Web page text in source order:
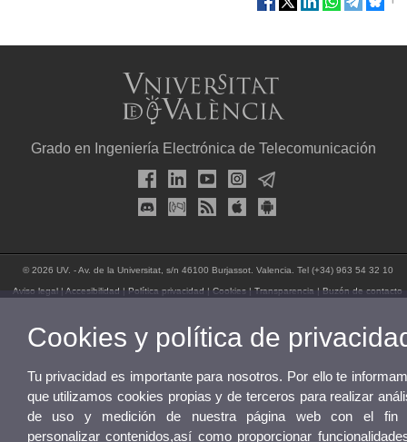
Grado en Ingeniería Electrónica de Telecomunicación
© 2026 UV. - Av. de la Universitat, s/n 46100 Burjassot. Valencia. Tel (+34) 963 54 32 10
Aviso legal |Accesibilidad |Política privacidad |Cookies |Transparencia |Buzón de contacto
Cookies y política de
Tu privacidad es importante para nosotros. Por ello te
que utilizamos cookies propias y de terceros para realizar
de uso y medición de nuestra página web con el fin
personalizar contenidos,así como proporcionar